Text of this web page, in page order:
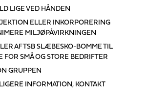
LIGE VED HÅNDEN
ELLER INKORPORERING
MILJØPÅVIRKNINGEN
AF TSB SLÆBESKO-BOMME TIL
FOR SMÅ OG STORE BEDRIFTER
GRUPPEN
INFORMATION, KONTAKT